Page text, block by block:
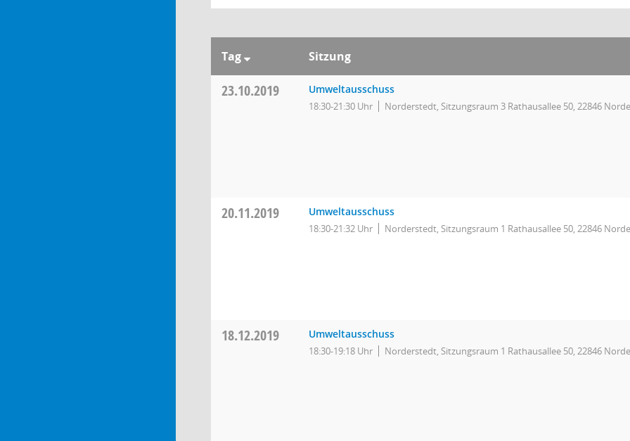
Tag Sitzung
23.10.2019 Umweltausschuss
18:30-21:30 Uhr Norderstedt, Sitzungsraum 3 Rathausallee 50, 22846
20.11.2019 Umweltausschuss
18:30-21:32 Uhr Norderstedt, Sitzungsraum 1 Rathausallee 50, 22846
18.12.2019 Umweltausschuss
18:30-19:18 Uhr Norderstedt, Sitzungsraum 1 Rathausallee 50, 22846